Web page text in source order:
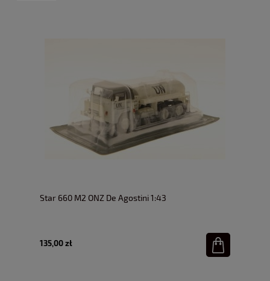
Star 660 M2 ONZ De Agostini 1:43
135,00 zł